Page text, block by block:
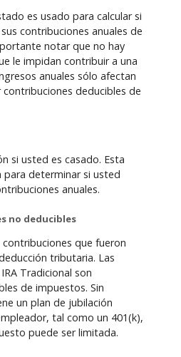
es usado para calcular si
contribuciones anuales de
notar que no hay
le impidan contribuir a una
anuales sólo afectan
deducibles de
si usted es casado. Esta
para determinar si usted
anuales.
no deducibles
que fueron
tributaria. Las
Tradicional son
de impuestos. Sin
un plan de jubilación
tal como un 401(k),
puede ser limitada.